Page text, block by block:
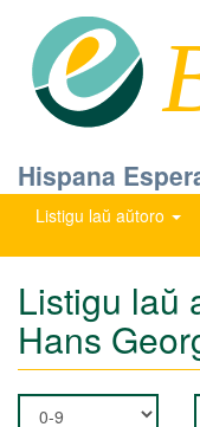
Hispana
Listigu laŭ aŭtoro
Listigu laŭ
Hans